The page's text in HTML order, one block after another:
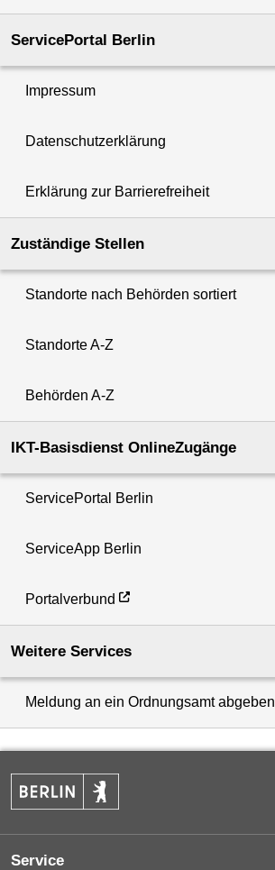
ServicePortal Berlin
Impressum
Datenschutzerklärung
Erklärung zur Barrierefreiheit
Zuständige Stellen
Standorte nach Behörden sortiert
Standorte A-Z
Behörden A-Z
IKT-Basisdienst OnlineZugänge
ServicePortal Berlin
ServiceApp Berlin
Portalverbund
Weitere Services
Meldung an ein Ordnungsamt abgeben
Service